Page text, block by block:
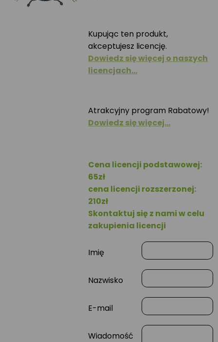
Kupując ten produkt,
akceptujesz licencję.
Dowiedz się więcej o naszych
licencjach…
Atrakcyjny program Rabatowy!
Dowiedz się więcej…
Cena licencji podstawowej:
65zł
cena licencji rozszerzonej:
210zł
Skontaktuj się z nami w celu
zakupienia licencji
Imię
Nazwisko
E-mail
Wiadomość